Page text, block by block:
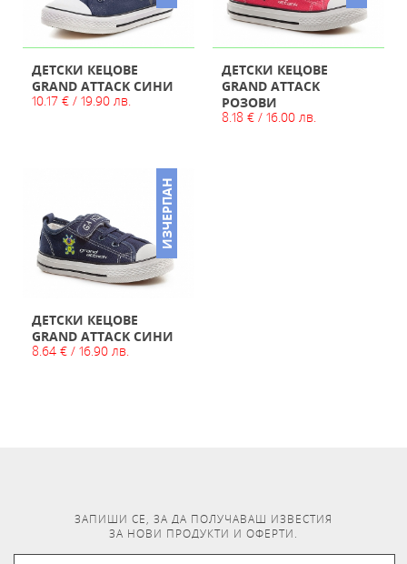
ДЕТСКИ КЕЦОВЕ
GRAND ATTACK СИНИ
10.17 € / 19.90 лв.
ДЕТСКИ КЕЦОВЕ
GRAND ATTACK
РОЗОВИ
8.18 € / 16.00 лв.
ИЗЧЕРПАН
ДЕТСКИ КЕЦОВЕ
GRAND ATTACK СИНИ
8.64 € / 16.90 лв.
ЗАПИШИ СЕ, ЗА ДА ПОЛУЧАВАШ ИЗВЕСТИЯ
ЗА НОВИ ПРОДУКТИ И ОФЕРТИ.